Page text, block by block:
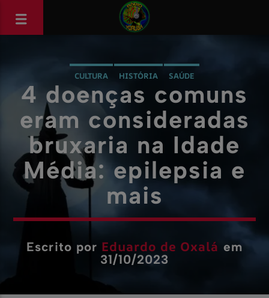
CULTURA HISTÓRIA SAÚDE
4 doenças comuns
eram consideradas
bruxaria na Idade
Média: epilepsia e
mais
Escrito por Eduardo de Oxalá em
31/10/2023